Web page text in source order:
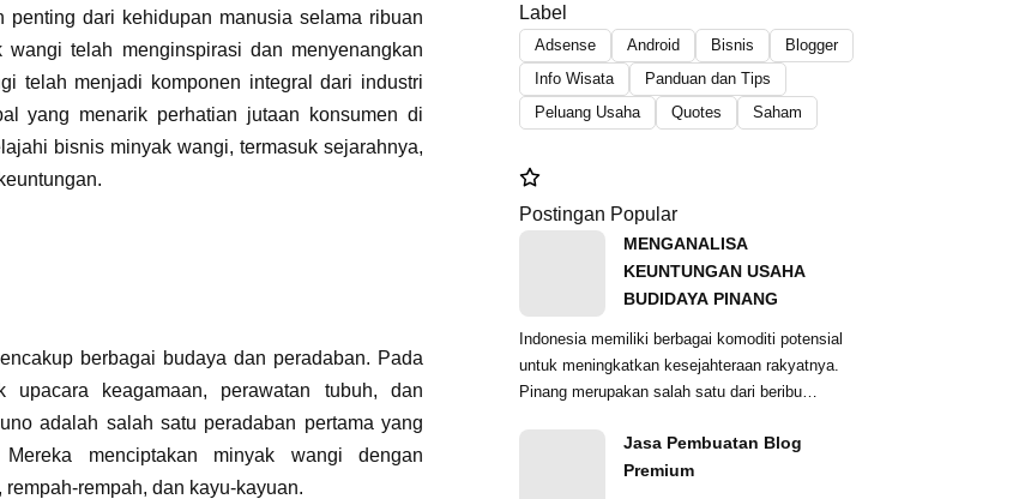
dari kehidupan manusia selama ribuan
telah menginspirasi dan menyenangkan
telah menjadi komponen integral dari industri
yang menarik perhatian jutaan konsumen di
bisnis minyak wangi, termasuk sejarahnya,
berbagai budaya dan peradaban. Pada
keagamaan, perawatan tubuh, dan
adalah salah satu peradaban pertama yang
menciptakan minyak wangi dengan
rempah, dan kayu-kayuan.
Label
Adsense Android Bisnis
Blogger
Info Wisata
Panduan dan Tips
Peluang Usaha
Quotes Saham
Postingan Popular
MENGANALISA
KEUNTUNGAN USAHA
BUDIDAYA PINANG
Indonesia memiliki berbagai komoditi potensial
untuk meningkatkan kesejahteraan rakyatnya.
Pinang merupakan salah satu dari beribu
Jasa Pembuatan Blog
Premium